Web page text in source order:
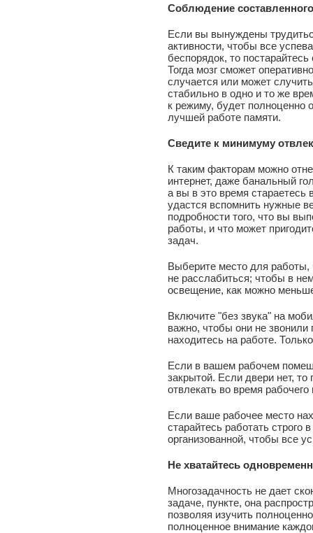
Соблюдение
Если вы вынуждены
активности, чтобы все
беспорядок, то
Тогда мозг сможет
случается или может
стабильно в одно и то же
к режиму, будет полноценно
лучшей работе памяти.
Сведите к минимуму
К таким факторам можно
интернет, даже банальный
а вы в это время стараетесь
удастся вспомнить нужные
подробности того, что вы
работы, и что может
задач.
Выберите место для работы,
не расслабиться; чтобы в
освещение, как можно
Включите "без звука" на
важно, чтобы они не звонили
находитесь на работе.
Если в вашем рабочем
закрытой. Если двери нет,
отвлекать во время рабочего
Если ваше рабочее место
старайтесь работать
организованной, чтобы все
Не хватайтесь
Многозадачность не дает
задаче, пункте, она
позволяя изучить
полноценное внимание